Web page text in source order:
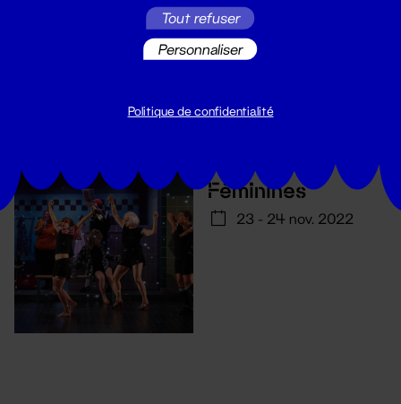
8 - 26 nov. 2022
Féminines
23 - 24 nov. 2022
Tout refuser
Personnaliser
Politique de confidentialité